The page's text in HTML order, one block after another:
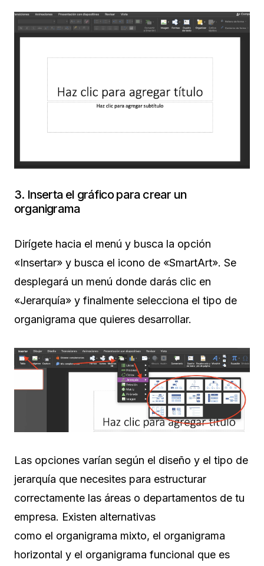
3. Inserta el gráfico para crear un
organigrama
Dirígete hacia el menú y busca la opción
«Insertar» y busca el icono de «SmartArt». Se
desplegará un menú donde darás clic en
«Jerarquía» y finalmente selecciona el tipo de
organigrama que quieres desarrollar.
Las opciones varían según el diseño y el tipo de
jerarquía que necesites para estructurar
correctamente las áreas o departamentos de tu
empresa. Existen alternativas
como el organigrama mixto, el organigrama
horizontal y el organigrama funcional que es